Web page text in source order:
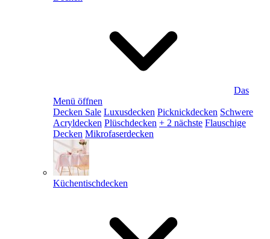
Das
Menü öffnen
Decken Sale Luxusdecken Picknickdecken Schwere
Acryldecken Plüschdecken + 2 nächste Flauschige
Decken Mikrofaserdecken
Küchentischdecken